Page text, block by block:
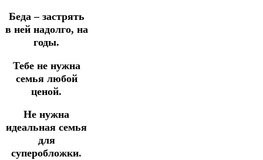
Беда – застрять
в ней надолго, на
годы.
Тебе не нужна
семья любой
ценой.
Не нужна
идеальная семья
для
суперобложки.